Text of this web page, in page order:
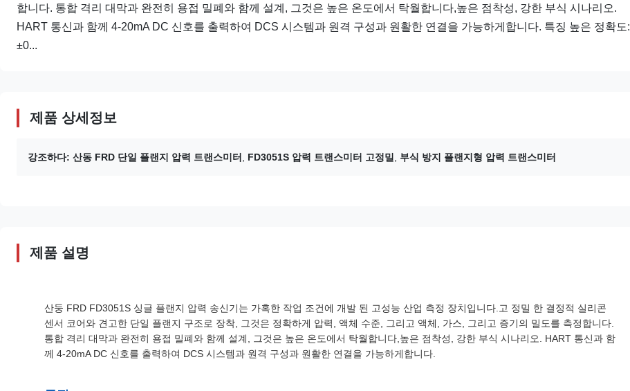
합니다. 통합 격리 대막과 완전히 용접 밀폐와 함께 설계, 그것은 높은 온도에서 탁월합니다,높은 점착성, 강한 부식 시나리오.
HART 통신과 함께 4-20mA DC 신호를 출력하여 DCS 시스템과 원격 구성과 원활한 연결을 가능하게합니다. 특징 높은 정확도:
±0...
제품 상세정보
강조하다: 산동 FRD 단일 플랜지 압력 트랜스미터 FD3051S 압력 트랜스미터 고정밀 부식 방지 플랜지형 압력 트랜스미터
제품 설명
산둥 FRD FD3051S 싱글 플랜지 압력 송신기는 가혹한 작업 조건에 개발 된 고성능 산업 측정 장치입니다.고 정밀 한 결정적 실리콘
센서 코어와 견고한 단일 플랜지 구조로 장착, 그것은 정확하게 압력, 액체 수준, 그리고 액체, 가스, 그리고 증기의 밀도를 측정합니다.
통합 격리 대막과 완전히 용접 밀폐와 함께 설계, 그것은 높은 온도에서 탁월합니다,높은 점착성, 강한 부식 시나리오. HART 통신과 함
께 4-20mA DC 신호를 출력하여 DCS 시스템과 원격 구성과 원활한 연결을 가능하게합니다.